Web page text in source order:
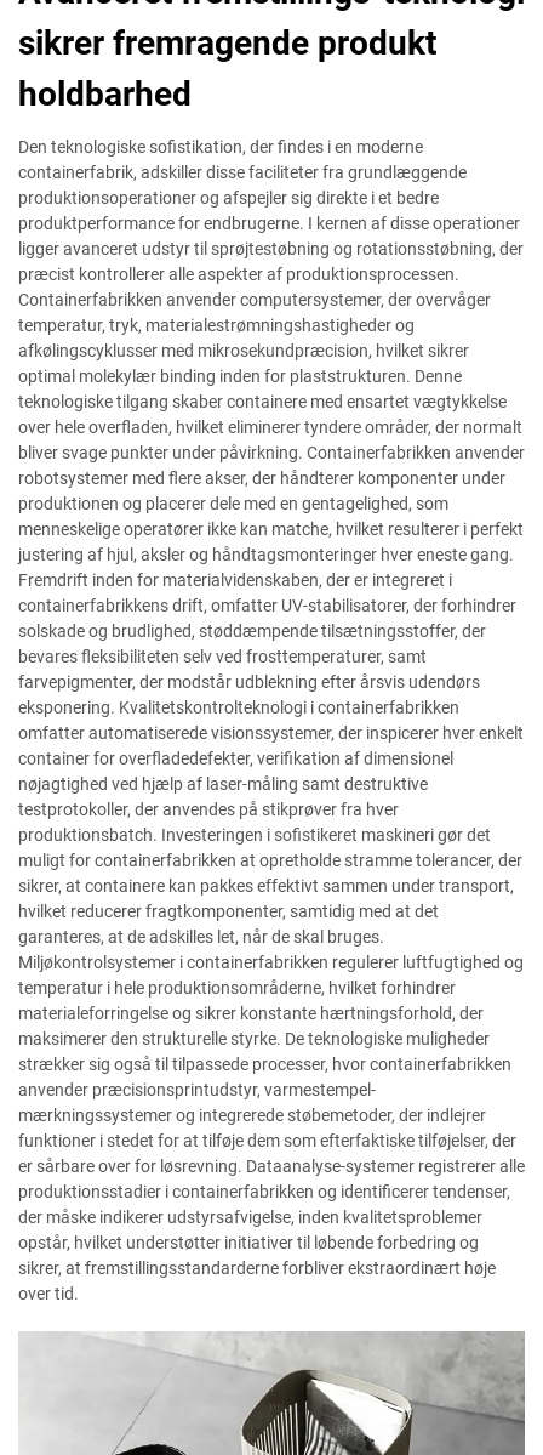
sikrer fremragende produkt
holdbarhed
Den teknologiske sofistikation, der findes i en moderne
containerfabrik, adskiller disse faciliteter fra grundlæggende
produktionsoperationer og afspejler sig direkte i et bedre
produktperformance for endbrugerne. I kernen af disse operationer
ligger avanceret udstyr til sprøjtestøbning og rotationsstøbning, der
præcist kontrollerer alle aspekter af produktionsprocessen.
Containerfabrikken anvender computersystemer, der overvåger
temperatur, tryk, materialestrømningshastigheder og
afkølingscyklusser med mikrosekundpræcision, hvilket sikrer
optimal molekylær binding inden for plaststrukturen. Denne
teknologiske tilgang skaber containere med ensartet vægtykkelse
over hele overfladen, hvilket eliminerer tyndere områder, der normalt
bliver svage punkter under påvirkning. Containerfabrikken anvender
robotsystemer med flere akser, der håndterer komponenter under
produktionen og placerer dele med en gentagelighed, som
menneskelige operatører ikke kan matche, hvilket resulterer i perfekt
justering af hjul, aksler og håndtagsmonteringer hver eneste gang.
Fremdrift inden for materialvidenskaben, der er integreret i
containerfabrikkens drift, omfatter UV-stabilisatorer, der forhindrer
solskade og brudlighed, støddæmpende tilsætningsstoffer, der
bevares fleksibiliteten selv ved frosttemperaturer, samt
farvepigmenter, der modstår udblekning efter årsvis udendørs
eksponering. Kvalitetskontrolteknologi i containerfabrikken
omfatter automatiserede visionssystemer, der inspicerer hver enkelt
container for overfladedefekter, verifikation af dimensionel
nøjagtighed ved hjælp af laser-måling samt destruktive
testprotokoller, der anvendes på stikprøver fra hver
produktionsbatch. Investeringen i sofistikeret maskineri gør det
muligt for containerfabrikken at opretholde stramme tolerancer, der
sikrer, at containere kan pakkes effektivt sammen under transport,
hvilket reducerer fragtkomponenter, samtidig med at det
garanteres, at de adskilles let, når de skal bruges.
Miljøkontrolsystemer i containerfabrikken regulerer luftfugtighed og
temperatur i hele produktionsområderne, hvilket forhindrer
materialeforringelse og sikrer konstante hærtningsforhold, der
maksimerer den strukturelle styrke. De teknologiske muligheder
strækker sig også til tilpassede processer, hvor containerfabrikken
anvender præcisionsprintudstyr, varmestempel-
mærkningssystemer og integrerede støbemetoder, der indlejrer
funktioner i stedet for at tilføje dem som efterfaktiske tilføjelser, der
er sårbare over for løsrevning. Dataanalyse-systemer registrerer alle
produktionsstadier i containerfabrikken og identificerer tendenser,
der måske indikerer udstyrsafvigelse, inden kvalitetsproblemer
opstår, hvilket understøtter initiativer til løbende forbedring og
sikrer, at fremstillingsstandarderne forbliver ekstraordinært høje
over tid.